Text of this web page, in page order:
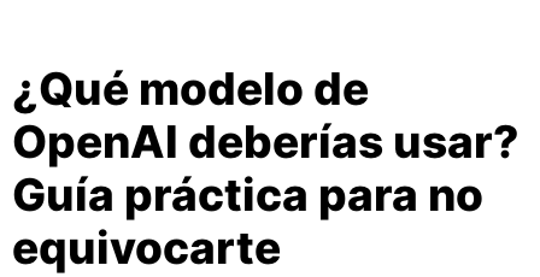
¿Qué modelo de
OpenAI deberías usar?
Guía práctica para no
equivocarte